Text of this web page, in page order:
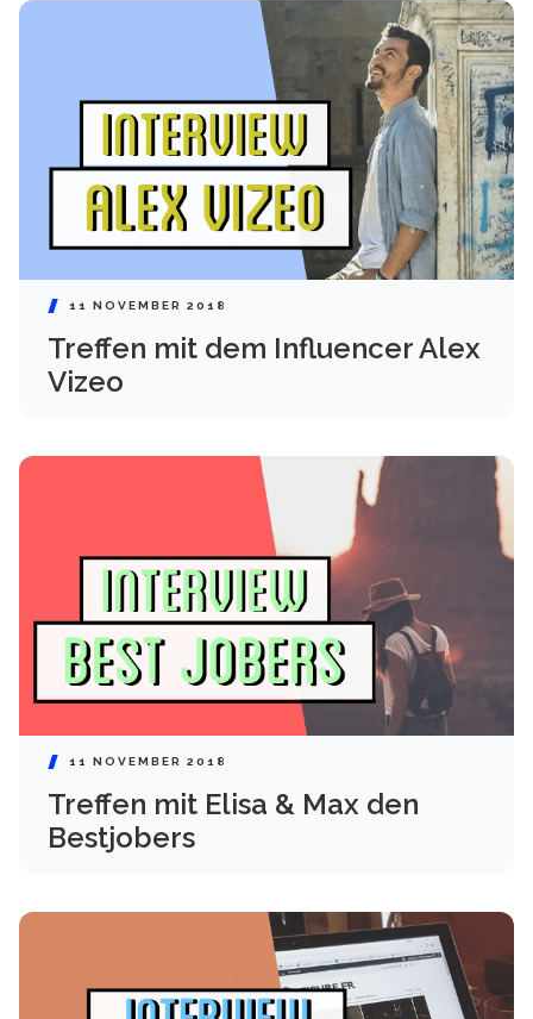
11 NOVEMBER 2018
Treffen mit dem Influencer Alex
Vizeo
11 NOVEMBER 2018
Treffen mit Elisa & Max den
Bestjobers